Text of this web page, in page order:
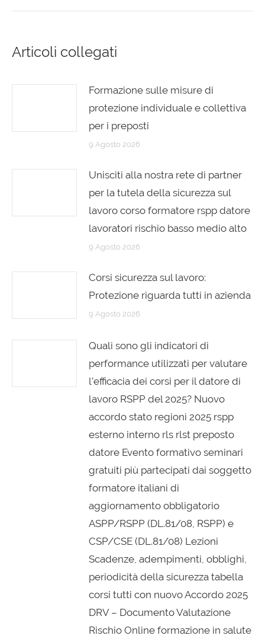
Articoli collegati
Formazione sulle misure di
protezione individuale e collettiva
per i preposti
9 Agosto 2026
Unisciti alla nostra rete di partner
per la tutela della sicurezza sul
lavoro corso formatore rspp datore
lavoratori rischio basso medio alto
9 Agosto 2026
Corsi sicurezza sul lavoro:
Protezione riguarda tutti in azienda
9 Agosto 2026
Quali sono gli indicatori di
performance utilizzati per valutare
l’efficacia dei corsi per il datore di
lavoro RSPP del 2025? Nuovo
accordo stato regioni 2025 rspp
esterno interno rls rlst preposto
datore Evento formativo seminari
gratuiti più partecipati dai soggetto
formatore italiani di
aggiornamento obbligatorio
ASPP/RSPP (DL.81/08, RSPP) e
CSP/CSE (DL.81/08) Lezioni
Scadenze, adempimenti, obblighi,
periodicità della sicurezza tabella
corsi tutti con nuovo Accordo 2025
DRV – Documento Valutazione
Rischio Online formazione in salute